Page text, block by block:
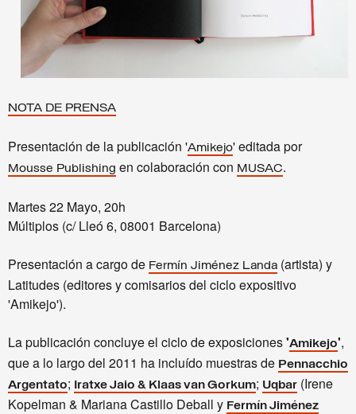
NOTA DE PRENSA
Presentación de la publicación 'Amikejo' editada por
Mousse Publishing en colaboración con MUSAC.
Martes 22 Mayo, 20h
Múltiplos (c/ Lleó 6, 08001 Barcelona)
Presentación a cargo de Fermín Jiménez Landa (artista) y
Latitudes (editores y comisarios del ciclo expositivo
'Amikejo').
La publicación concluye el ciclo de exposiciones'Amikejo',
que a lo largo del 2011 ha incluído muestras de Pennacchio
Argentato; Iratxe Jaio & Klaas van Gorkum; Uqbar (Irene
Kopelman & Mariana Castillo Deball y Fermín Jiménez